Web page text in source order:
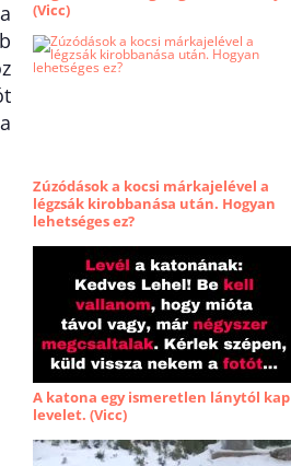
(Vicc)
Zúzódások a kocsi márkajelével a
légzsák kirobbanása után. Hogyan
lehetséges ez?
A katona egy ismeretlen lánytól kap
levelet. (Vicc)